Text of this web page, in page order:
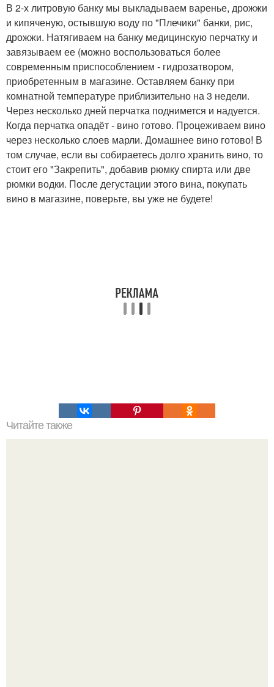
В 2-х литровую банку мы выкладываем варенье, дрожжи
и кипяченую, остывшую воду по "Плечики" банки, рис,
дрожжи. Натягиваем на банку медицинскую перчатку и
завязываем ее (можно воспользоваться более
современным приспособлением - гидрозатвором,
приобретенным в магазине. Оставляем банку при
комнатной температуре приблизительно на 3 недели.
Через несколько дней перчатка поднимется и надуется.
Когда перчатка опадёт - вино готово. Процеживаем вино
через несколько слоев марли. Домашнее вино готово! В
том случае, если вы собираетесь долго хранить вино, то
стоит его "Закрепить", добавив рюмку спирта или две
рюмки водки. После дегустации этого вина, покупать
вино в магазине, поверьте, вы уже не будете!
Читайте также